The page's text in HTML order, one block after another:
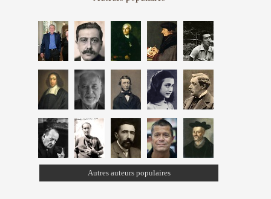
Autres auteurs populaires